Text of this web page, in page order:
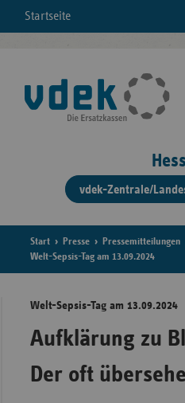
Startseite
vdek-Zentrale/
Start Presse Pressemitteilungen
Welt-Sepsis-Tag am 13.09.2024
Welt-Sepsis-Tag am 13.09.2024
Aufklärung zu
Der oft